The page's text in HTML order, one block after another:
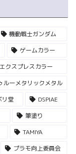
機動戦士ガンダム
ゲームカラー
エクスプレスカラー
ルーメタリックメタル
リ堂
DSPIAE
筆塗り
TAMIYA
プラモ向上委員会